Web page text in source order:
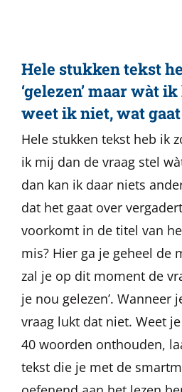
Hele stukken tekst
‘gelezen’ maar wàt
weet ik niet, wat
Hele stukken tekst heb ik
ik mij dan de vraag stel
dan kan ik daar niets
dat het gaat over
voorkomt in de titel van
mis? Hier ga je geheel de
zal je op dit moment de
je nou gelezen’. Wanneer
vraag lukt dat niet. Weet
40 woorden onthouden,
tekst die je met de